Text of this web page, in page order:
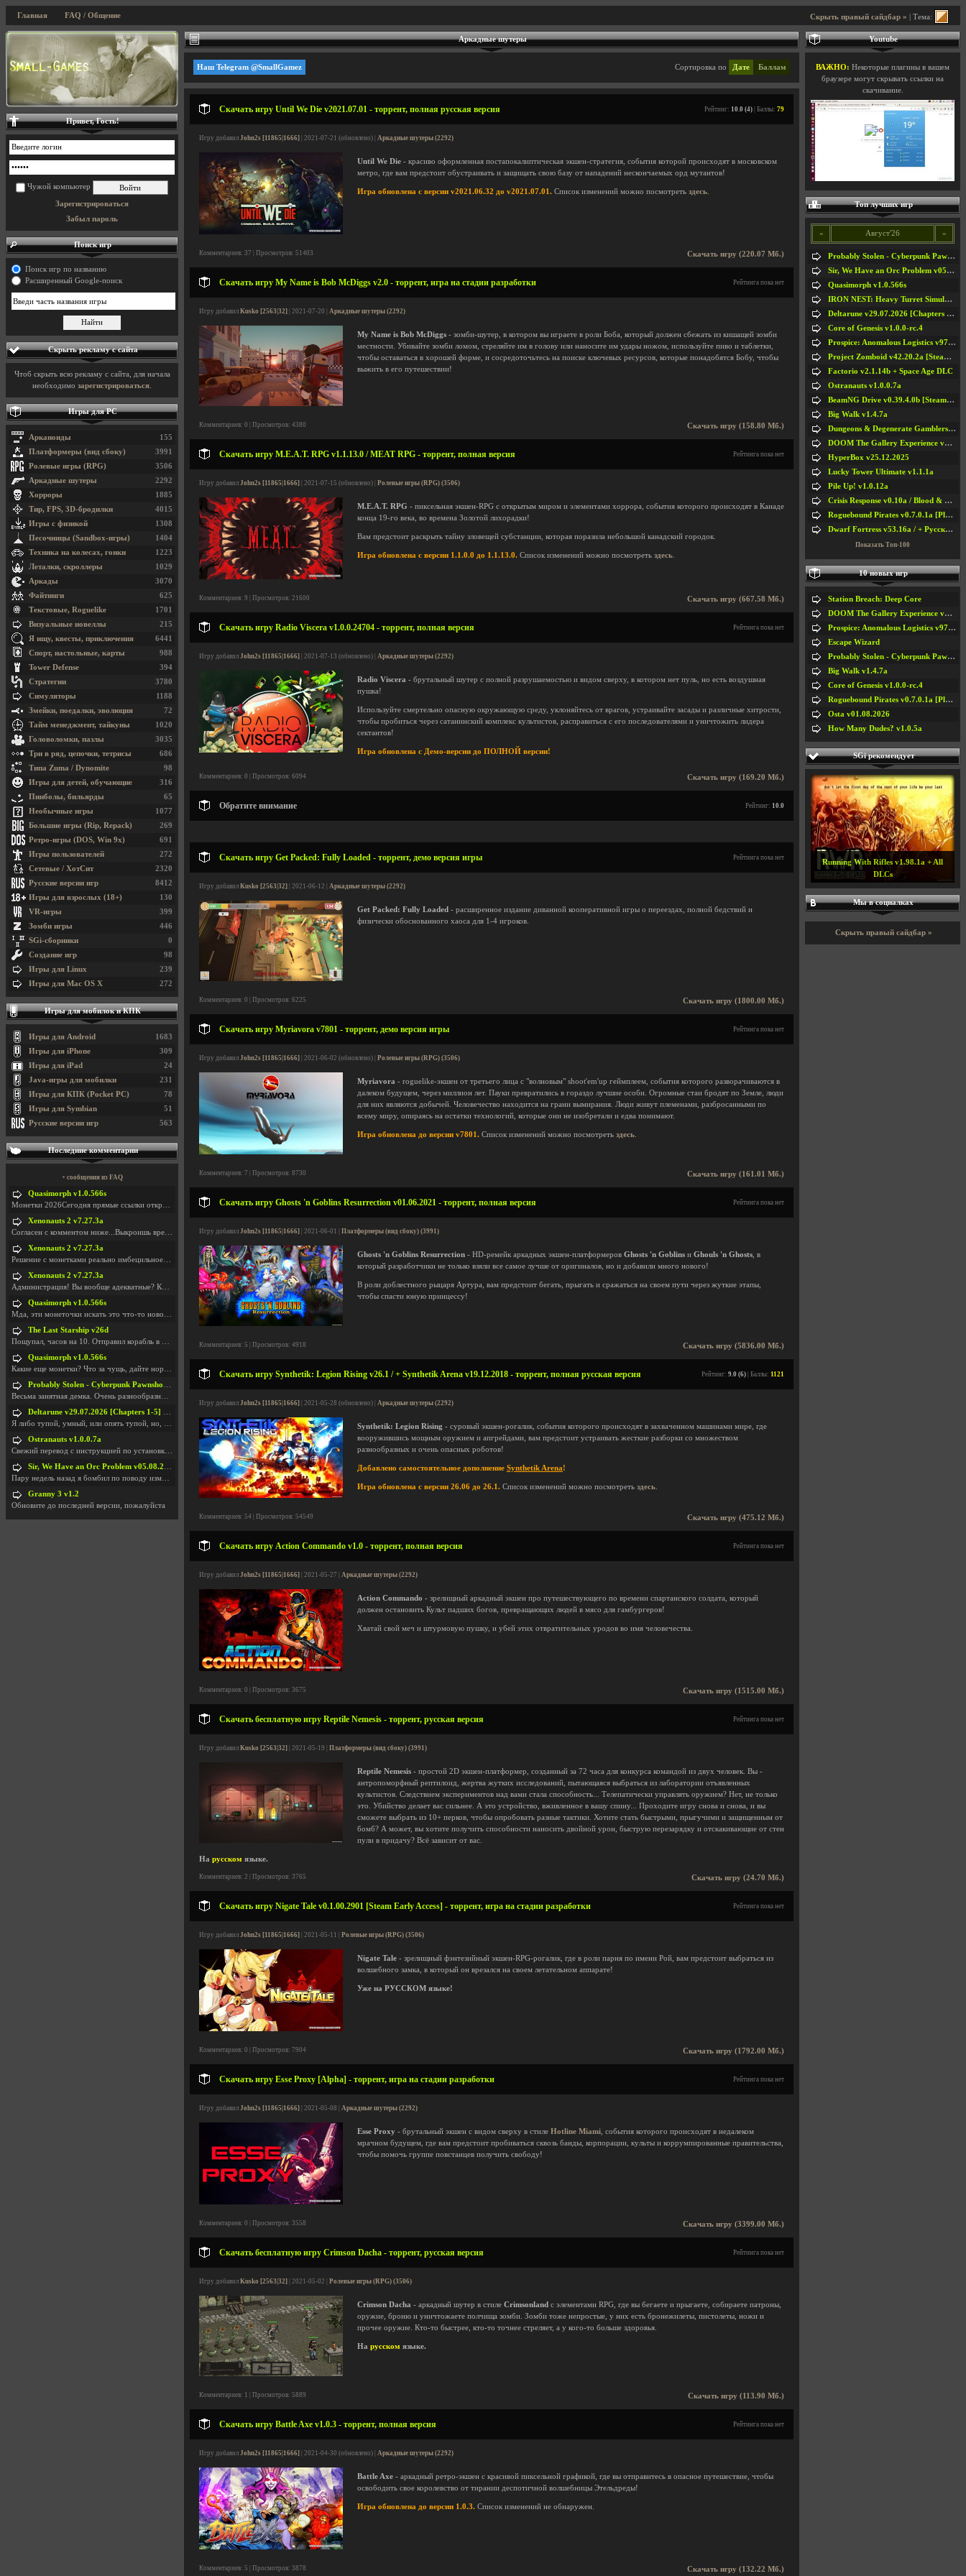
Скрыть правый сайдбар » | Тема:
Главная FAQ / Общение
Аркадные шутеры
Сортировка по Дате Баллам
Наш Telegram @SmallGamez
Скачать игру Until We Die v2021.07.01 - торрент, полная русская версия Рейтинг: 10.0 (4) | Баллы: 79
Игру добавил John2s [11865|1666] | 2021-07-21 (обновлено) | Аркадные шутеры (2292)
Until We Die - красиво оформленная постапокалиптическая экшен-стратегия, события которой происходят в московском
метро, где вам предстоит обустраивать и защищать свою базу от нападений нескончаемых орд мутантов!
Игра обновлена с версии v2021.06.32 до v2021.07.01. Список изменений можно посмотреть здесь
Скачать игру (220.07 Мб.)
Комментариев: 37 | Просмотров: 51403
Скачать игру My Name is Bob McDiggs v2.0 - торрент, игра на стадии разработки Рейтинга пока нет
Игру добавил Kusko [2563|32] | 2021-07-20 | Аркадные шутеры (2292)
My Name is Bob McDiggs - зомби-шутер, в котором вы играете в роли Боба, который должен сбежать из кишащей зомби
местности. Убивайте зомби ломом, стреляйте им в голову или наносите им удары ножом, используйте пиво и таблетки,
чтобы оставаться в хорошей форме, и сосредоточьтесь на поиске ключевых ресурсов, которые понадобятся Бобу, чтобы
выжить в его путешествии!
Скачать игру (158.80 Мб.)
Комментариев: 0 | Просмотров: 4380
Скачать игру M.E.A.T. RPG v1.1.13.0 / MEAT RPG - торрент, полная версия Рейтинга пока нет
Игру добавил John2s [11865|1666] | 2021-07-15 (обновлено) | Ролевые игры (RPG) (3506)
M.E.A.T. RPG - пиксельная экшен-RPG с открытым миром и элементами хоррора, события которого происходят в Канаде
конца 19-го века, во времена Золотой лихорадки!
Вам предстоит раскрыть тайну зловещей субстанции, которая поразила небольшой канадский городок.
Игра обновлена с версии 1.1.0.0 до 1.1.13.0. Список изменений можно посмотреть здесь
Скачать игру (667.58 Мб.)
Комментариев: 9 | Просмотров: 21600
Скачать игру Radio Viscera v1.0.0.24704 - торрент, полная версия Рейтинга пока нет
Игру добавил John2s [11865|1666] | 2021-07-13 (обновлено) | Аркадные шутеры (2292)
Radio Viscera - брутальный шутер с полной разрушаемостью и видом сверху, в котором нет пуль, но есть воздушная
пушка!
Используйте смертельно опасную окружающую среду, уклоняйтесь от врагов, устраивайте засады и различные хитрости,
чтобы пробиться через сатанинский комплекс культистов, расправиться с его последователями и уничтожить лидера
сектантов!
Игра обновлена с Демо-версии до ПОЛНОЙ версии!
Скачать игру (169.20 Мб.)
Комментариев: 0 | Просмотров: 6094
Обратите внимание Рейтинг: 10.0
Скачать игру Get Packed: Fully Loaded - торрент, демо версия игры Рейтинга пока нет
Игру добавил Kusko [2563|32] | 2021-06-12 | Аркадные шутеры (2292)
Get Packed: Fully Loaded - расширенное издание диванной кооперативной игры о переездах, полной бедствий и
физически обоснованного хаоса для 1-4 игроков.
Скачать игру (1800.00 Мб.)
Комментариев: 0 | Просмотров: 6225
Скачать игру Myriavora v7801 - торрент, демо версия игры Рейтинга пока нет
Игру добавил John2s [11865|1666] | 2021-06-02 (обновлено) | Ролевые игры (RPG) (3506)
Myriavora - roguelike-экшен от третьего лица с "волновым" shoot'em'up геймплеем, события которого разворачиваются в
далеком будущем, через миллион лет. Пауки превратились в гораздо лучшие особи. Огромные стаи бродят по Земле, люди
для них являются добычей. Человечество находится на грани вымирания. Люди живут племенами, разбросанными по
всему миру, опираясь на остатки технологий, которые они не изобретали и едва понимают.
Игра обновлена до версии v7801. Список изменений можно посмотреть здесь
Скачать игру (161.01 Мб.)
Комментариев: 7 | Просмотров: 8730
Скачать игру Ghosts 'n Goblins Resurrection v01.06.2021 - торрент, полная версия Рейтинга пока нет
Игру добавил John2s [11865|1666] | 2021-06-01 | Платформеры (вид сбоку) (3991)
Ghosts 'n Goblins Resurrection - HD-ремейк аркадных экшен-платформеров Ghosts 'n Goblins и Ghouls 'n Ghosts , в
который разработчики не только взяли все самое лучше от оригиналов, но и добавили много нового!
В роли доблестного рыцаря Артура, вам предстоит бегать, прыгать и сражаться на своем пути через жуткие этапы,
чтобы спасти юную принцессу!
Скачать игру (5836.00 Мб.)
Комментариев: 5 | Просмотров: 4918
Скачать игру Synthetik: Legion Rising v26.1 / + Synthetik Arena v19.12.2018 - торрент, полная русская версия Рейтинг: 9.0 (6) | Баллы: 1121
Игру добавил John2s [11865|1666] | 2021-05-28 (обновлено) | Аркадные шутеры (2292)
Synthetik: Legion Rising - суровый экшен-рогалик, события которого происходят в захваченном машинами мире, где
вооружившись мощным оружием и апгрейдами, вам предстоит устраивать жесткие разборки со множеством
разнообразных и очень опасных роботов!
Добавлено самостоятельное дополнение Synthetik Arena!
Игра обновлена с версии 26.06 до 26.1. Список изменений можно посмотреть здесь
Скачать игру (475.12 Мб.)
Комментариев: 54 | Просмотров: 54549
Скачать игру Action Commando v1.0 - торрент, полная версия Рейтинга пока нет
Игру добавил John2s [11865|1666] | 2021-05-27 | Аркадные шутеры (2292)
Action Commando - зрелищный аркадный экшен про путешествующего по времени спартанского солдата, который
должен остановить Культ падших богов, превращающих людей в мясо для гамбургеров!
Хватай свой меч и штурмовую пушку, и убей этих отвратительных уродов во имя человечества.
Скачать игру (1515.00 Мб.)
Комментариев: 0 | Просмотров: 3675
Скачать бесплатную игру Reptile Nemesis - торрент, русская версия Рейтинга пока нет
Игру добавил Kusko [2563|32] | 2021-05-19 | Платформеры (вид сбоку) (3991)
Reptile Nemesis - простой 2D экшен-платформер, созданный за 72 часа для конкурса командой из двух человек. Вы -
антропоморфный рептилоид, жертва жутких исследований, пытающаяся выбраться из лаборатории отъявленных
культистов. Следствием экспериментов над вами стала способность... Телепатически управлять оружием? Нет, не только
это. Убийство делает вас сильнее. А это устройство, вживленное в вашу спину... Проходите игру снова и снова, и вы
сможете выбрать из 10+ перков, чтобы опробовать разные тактики. Хотите стать быстрыми, прыгучими и защищенным от
бомб? А может, вы хотите получить способности наносить двойной урон, быструю перезарядку и отскакивающие от стен
пули в придачу? Всё зависит от вас.
На русском языке.
Скачать игру (24.70 Мб.)
Комментариев: 2 | Просмотров: 3765
Скачать игру Nigate Tale v0.1.00.2901 [Steam Early Access] - торрент, игра на стадии разработки Рейтинга пока нет
Игру добавил John2s [11865|1666] | 2021-05-11 | Ролевые игры (RPG) (3506)
Nigate Tale - зрелищный фэнтезийный экшен-RPG-рогалик, где в роли парня по имени Рой, вам предстоит выбраться из
волшебного замка, в который он врезался на своем летательном аппарате!
Уже на РУССКОМ языке!
Скачать игру (1792.00 Мб.)
Комментариев: 0 | Просмотров: 7904
Скачать игру Esse Proxy [Alpha] - торрент, игра на стадии разработки Рейтинга пока нет
Игру добавил John2s [11865|1666] | 2021-05-08 | Аркадные шутеры (2292)
Esse Proxy - брутальный экшен с видом сверху в стиле Hotline Miami , события которого происходят в недалеком
мрачном будущем, где вам предстоит пробиваться сквозь банды, корпорации, культы и коррумпированные правительства,
чтобы помочь группе повстанцев получить свободу!
Скачать игру (3399.00 Мб.)
Комментариев: 0 | Просмотров: 3558
Скачать бесплатную игру Crimson Dacha - торрент, русская версия Рейтинга пока нет
Игру добавил Kusko [2563|32] | 2021-05-02 | Ролевые игры (RPG) (3506)
Crimson Dacha - аркадный шутер в стиле Crimsonland с элементами RPG, где вы бегаете и прыгаете, собираете патроны,
оружие, броню и уничтожаете полчища зомби. Зомби тоже непростые, у них есть бронежилеты, пистолеты, ножи и
прочее оружие. Кто-то быстрее, кто-то точнее стреляет, а у кого-то больше здоровья.
На русском языке.
Скачать игру (113.90 Мб.)
Комментариев: 1 | Просмотров: 5889
Скачать игру Battle Axe v1.0.3 - торрент, полная версия Рейтинга пока нет
Игру добавил John2s [11865|1666] | 2021-04-30 (обновлено) | Аркадные шутеры (2292)
Battle Axe - аркадный ретро-экшен с красивой пиксельной графикой, где вы отправитесь в опасное путешествие, чтобы
освободить свое королевство от тирании деспотичной волшебницы Этельдреды!
Игра обновлена до версии 1.0.3. Список изменений не обнаружен.
Скачать игру (132.22 Мб.)
Комментариев: 5 | Просмотров: 3878
Привет, Гость!
Чужой компьютер
Зарегистрироваться
Забыл пароль
Поиск игр
Поиск игр по названию
Расширенный Google-поиск
Скрыть рекламу с сайта
Чтоб скрыть всю рекламу с сайта, для начала
необходимо зарегистрироваться
Игры для PC
155
Арканоиды
3991
Платформеры (вид сбоку)
3506
Ролевые игры (RPG)
2292
Аркадные шутеры
1885
Хорроры
4015
Тир, FPS, 3D-бродилки
1308
Игры с физикой
1404
Песочницы (Sandbox-игры)
1223
Техника на колесах, гонки
1029
Леталки, скроллеры
3070
Аркады
625
Файтинги
1701
Текстовые, Roguelike
215
Визуальные новеллы
6441
Я ищу, квесты, приключения
988
Спорт, настольные, карты
394
Tower Defense
3780
Стратегии
1188
Симуляторы
72
Змейки, поедалки, эволюция
1020
Тайм менеджмент, тайкуны
3035
Головоломки, пазлы
686
Три в ряд, цепочки, тетрисы
98
Типа Zuma / Dynomite
316
Игры для детей, обучающие
65
Пинболы, бильярды
1077
Необычные игры
269
Большие игры (Rip, Repack)
691
Ретро-игры (DOS, Win 9x)
272
Игры пользователей
2320
Сетевые / ХотСит
8412
Русские версии игр
130
Игры для взрослых (18+)
399
VR-игры
446
Зомби игры
0
SGi-сборники
98
Создание игр
239
Игры для Linux
272
Игры для Mac OS X
Игры для мобилок и КПК
1683
Игры для Android
309
Игры для iPhone
24
Игры для iPad
231
Java-игры для мобилки
78
Игры для КПК (Pocket PC)
51
Игры для Symbian
563
Русские версии игр
Последние комментарии
+ сообщения из FAQ
Quasimorph v1.0.566s
Монетки 2026Сегодня прямые ссылки открываются посл
Xenonauts 2 v7.27.3a
Согласен с комментом ниже...Выкроишь время чтобы з
Xenonauts 2 v7.27.3a
Решение с монетками реально имбецильное. Как сдела
Xenonauts 2 v7.27.3a
Администрация! Вы вообще адекватные? Какие монетки
Quasimorph v1.0.566s
Мда, эти монеточки искать это что-то новое в сфере
The Last Starship v26d
Пощупал, часов на 10. Отправил корабль в другую Га
Quasimorph v1.0.566s
Какие еще монетки? Что за чущь, дайте нормально ск
Probably Stolen - Cyberpunk Pawnshop Simulator v048c [Playtest]
Весьма занятная демка. Очень разнообразные механик
Deltarune v29.07.2026 [Chapters 1-5] / + RUS [Chapters 1-5]
Я либо тупой, умный, или опять тупой, но, вроде я
Ostranauts v1.0.0.7a
Свежий перевод с инструкцией по установкеhttps://g
Sir, We Have an Orc Problem v05.08.2026
Пару недель назад я бомбил по поводу изменения мин
Granny 3 v1.2
Обновите до последней версии, пожалуйста
Youtube
ВАЖНО: Некоторые плагины в вашем
браузере могут скрывать ссылки на
скачивание.
Топ лучших игр
« Август'26 »
Probably Stolen - Cyberpunk Pawnshop Simulator v048c [Playtest]
Sir, We Have an Orc Problem v05.08.2026
Quasimorph v1.0.566s
IRON NEST: Heavy Turret Simulator v1.0a
Deltarune v29.07.2026 [Chapters 1-5] / + RUS [Chapters 1-5]
Core of Genesis v1.0.0-rc.4
Prospice: Anomalous Logistics v97 [Playtest]
Project Zomboid v42.20.2a [Steam Early Access]
Factorio v2.1.14b + Space Age DLC
Ostranauts v1.0.0.7a
BeamNG Drive v0.39.4.0b [Steam Early Access]
Big Walk v1.4.7a
Dungeons & Degenerate Gamblers v2.0.2a
DOOM The Gallery Experience v1.4.2
HyperBox v25.12.2025
Lucky Tower Ultimate v1.1.1a
Pile Up! v1.0.12a
Crisis Response v0.10a / Blood & Bullet
Roguebound Pirates v0.7.0.1a [Playtest]
Dwarf Fortress v53.16a / + Русская Версия v50.12a
Показать Топ-100
10 новых игр
Station Breach: Deep Core
DOOM The Gallery Experience v1.4.2
Prospice: Anomalous Logistics v97 [Playtest]
Escape Wizard
Probably Stolen - Cyberpunk Pawnshop Simulator v048c [Playtest]
Big Walk v1.4.7a
Core of Genesis v1.0.0-rc.4
Roguebound Pirates v0.7.0.1a [Playtest]
Osta v01.08.2026
How Many Dudes? v1.0.5a
SGi рекомендует
Running With Rifles v1.98.1a + All
DLCs
Мы в социалках
Скрыть правый сайдбар »